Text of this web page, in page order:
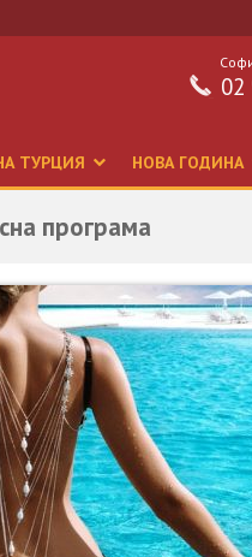
02
ТУРЦИЯ НОВА ГОДИНА
програма